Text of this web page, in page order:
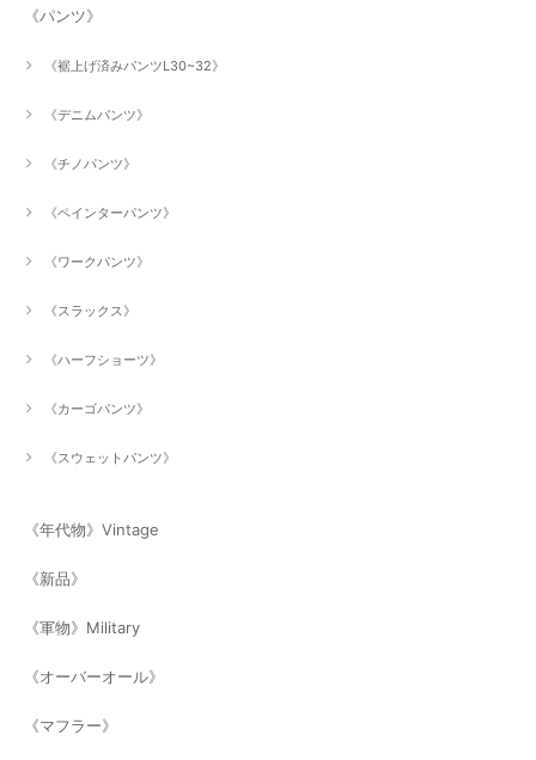
《パンツ》
《裾上げ済みパンツL30~32》
《デニムパンツ》
《チノパンツ》
《ペインターパンツ》
《ワークパンツ》
《スラックス》
《ハーフショーツ》
《カーゴパンツ》
《スウェットパンツ》
《年代物》Vintage
《新品》
《軍物》Military
《オーバーオール》
《マフラー》